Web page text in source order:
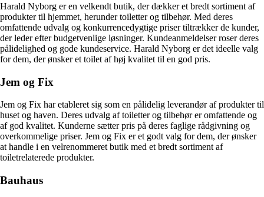
Harald Nyborg er en velkendt butik, der dækker et bredt sortiment af
produkter til hjemmet, herunder toiletter og tilbehør. Med deres
omfattende udvalg og konkurrencedygtige priser tiltrækker de kunder,
der leder efter budgetvenlige løsninger. Kundeanmeldelser roser deres
pålidelighed og gode kundeservice. Harald Nyborg er det ideelle valg
for dem, der ønsker et toilet af høj kvalitet til en god pris.
Jem og Fix
Jem og Fix har etableret sig som en pålidelig leverandør af produkter til
huset og haven. Deres udvalg af toiletter og tilbehør er omfattende og
af god kvalitet. Kunderne sætter pris på deres faglige rådgivning og
overkommelige priser. Jem og Fix er et godt valg for dem, der ønsker
at handle i en velrenommeret butik med et bredt sortiment af
toiletrelaterede produkter.
Bauhaus